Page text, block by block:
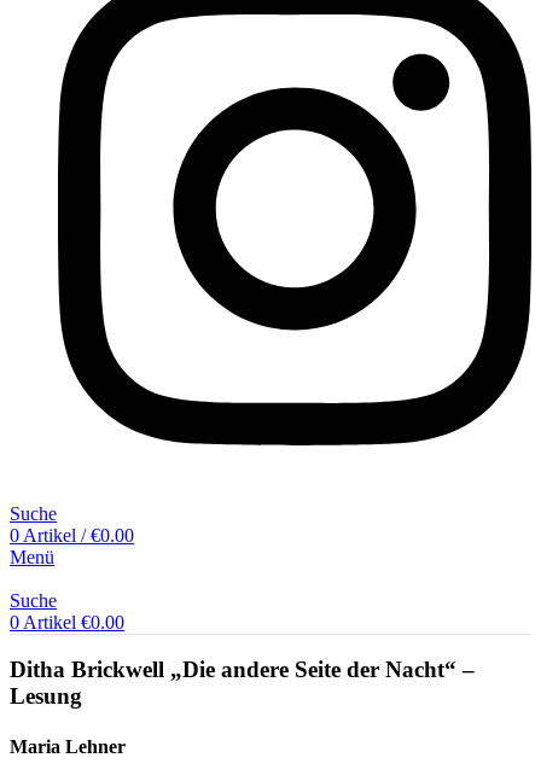
Suche
0 Artikel / €0.00
Menü
Suche
0 Artikel €0.00
Ditha Brickwell „Die andere Seite der Nacht“ –
Lesung
Maria Lehner